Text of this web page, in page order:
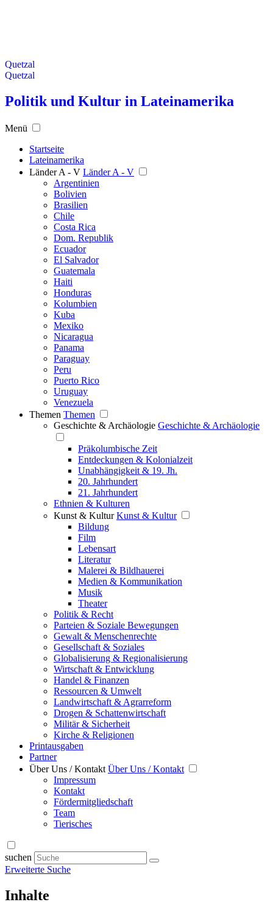
Quetzal
Quetzal
Politik und Kultur in Lateinamerika
Menü
Startseite
Lateinamerika
Länder A - V Länder A - V
Argentinien
Bolivien
Brasilien
Chile
Costa Rica
Dom. Republik
Ecuador
El Salvador
Guatemala
Haiti
Honduras
Kolumbien
Kuba
Mexiko
Nicaragua
Panama
Paraguay
Peru
Puerto Rico
Uruguay
Venezuela
Themen Themen
Geschichte & Archäologie Geschichte & Archäologie
Präkolumbische Zeit
Entdeckungen & Kolonialzeit
Unabhängigkeit & 19. Jh.
20. Jahrhundert
21. Jahrhundert
Ethnien & Kulturen
Kunst & Kultur Kunst & Kultur
Bildung
Film
Lebensart
Literatur
Malerei & Bildhauerei
Medien & Kommunikation
Musik
Theater
Politik & Recht
Parteien & Soziale Bewegungen
Gewalt & Menschenrechte
Gesellschaft & Soziales
Globalisierung & Regionalisierung
Wirtschaft & Entwicklung
Handel & Finanzen
Ressourcen & Umwelt
Landwirtschaft & Agrarreform
Drogen & Schattenwirtschaft
Militär & Sicherheit
Kirche & Religionen
Printausgaben
Partner
Über Uns / Kontakt Über Uns / Kontakt
Impressum
Kontakt
Fördermitgliedschaft
Team
Tierisches
suchen
Erweiterte Suche
Inhalte